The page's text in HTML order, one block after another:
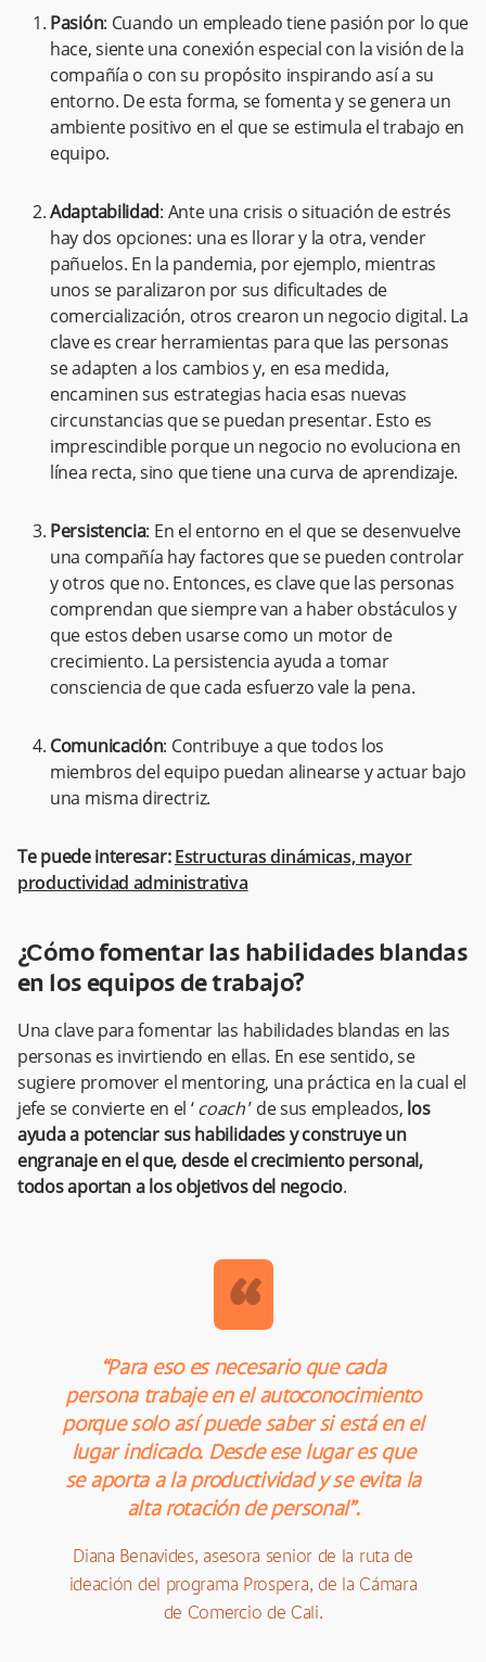
Pasión: Cuando un empleado tiene pasión por lo que
hace, siente una conexión especial con la visión de la
compañía o con su propósito inspirando así a su
entorno. De esta forma, se fomenta y se genera un
ambiente positivo en el que se estimula el trabajo en
equipo.
Adaptabilidad: Ante una crisis o situación de estrés
hay dos opciones: una es llorar y la otra, vender
pañuelos. En la pandemia, por ejemplo, mientras
unos se paralizaron por sus dificultades de
comercialización, otros crearon un negocio digital. La
clave es crear herramientas para que las personas
se adapten a los cambios y, en esa medida,
encaminen sus estrategias hacia esas nuevas
circunstancias que se puedan presentar. Esto es
imprescindible porque un negocio no evoluciona en
línea recta, sino que tiene una curva de aprendizaje.
Persistencia: En el entorno en el que se desenvuelve
una compañía hay factores que se pueden controlar
y otros que no. Entonces, es clave que las personas
comprendan que siempre van a haber obstáculos y
que estos deben usarse como un motor de
crecimiento. La persistencia ayuda a tomar
consciencia de que cada esfuerzo vale la pena.
Comunicación: Contribuye a que todos los
miembros del equipo puedan alinearse y actuar bajo
una misma directriz.
Te puede interesar: Estructuras dinámicas, mayor
productividad administrativa
¿Cómo fomentar las habilidades blandas
en los equipos de trabajo?
Una clave para fomentar las habilidades blandas en las
personas es invirtiendo en ellas. En ese sentido, se
sugiere promover el mentoring, una práctica en la cual el
jefe se convierte en el ‘coach’ de sus empleados, los
ayuda a potenciar sus habilidades y construye un
engranaje en el que, desde el crecimiento personal,
todos aportan a los objetivos del negocio.
“
“Para eso es necesario que cada
persona trabaje en el autoconocimiento
porque solo así puede saber si está en el
lugar indicado. Desde ese lugar es que
se aporta a la productividad y se evita la
alta rotación de personal”.
Diana Benavides, asesora senior de la ruta de
ideación del programa Prospera, de la Cámara
de Comercio de Cali.